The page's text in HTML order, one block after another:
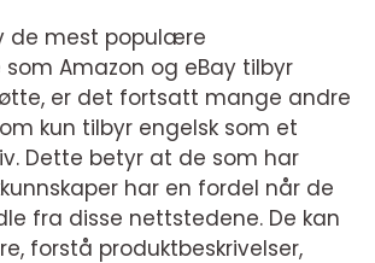
de mest populære
Amazon og eBay tilbyr
er det fortsatt mange andre
kun tilbyr engelsk som et
Dette betyr at de som har
har en fordel når de
fra disse nettstedene. De kan
forstå produktbeskrivelser,